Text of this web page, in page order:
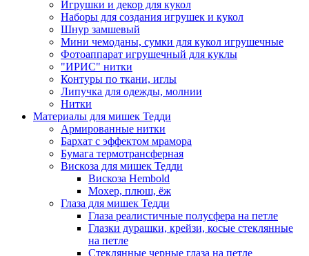
Игрушки и декор для кукол
Наборы для создания игрушек и кукол
Шнур замшевый
Мини чемоданы, сумки для кукол игрушечные
Фотоаппарат игрушечный для куклы
"ИРИС" нитки
Контуры по ткани, иглы
Липучка для одежды, молнии
Нитки
Материалы для мишек Тедди
Армированные нитки
Бархат с эффектом мрамора
Бумага термотрансферная
Вискоза для мишек Тедди
Вискоза Hembold
Мохер, плюш, ёж
Глаза для мишек Тедди
Глаза реалистичные полусфера на петле
Глазки дурашки, крейзи, косые стеклянные
на петле
Стеклянные черные глаза на петле